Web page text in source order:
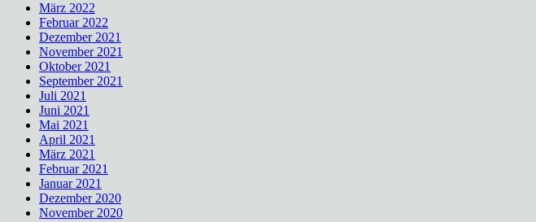
März 2022
Februar 2022
Dezember 2021
November 2021
Oktober 2021
September 2021
Juli 2021
Juni 2021
Mai 2021
April 2021
März 2021
Februar 2021
Januar 2021
Dezember 2020
November 2020